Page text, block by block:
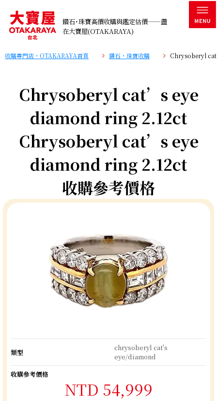
鑽石･珠寶高價收購與鑑定估價——盡
在大寶屋(OTAKARAYA)
收購專門店・OTAKARAYA首頁 鑽石・珠寶收購 Chrysoberyl
Chrysoberyl cat’s eye
diamond ring 2.12ct
Chrysoberyl cat’s eye
diamond ring 2.12ct
收購參考價格
類型
chrysoberyl cat's
eye/diamond
收購參考價格
NTD 54,999